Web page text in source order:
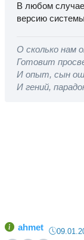
В любом
версию системы
О сколько нам
Готовит
И опыт, сын
И гений,
ahmet